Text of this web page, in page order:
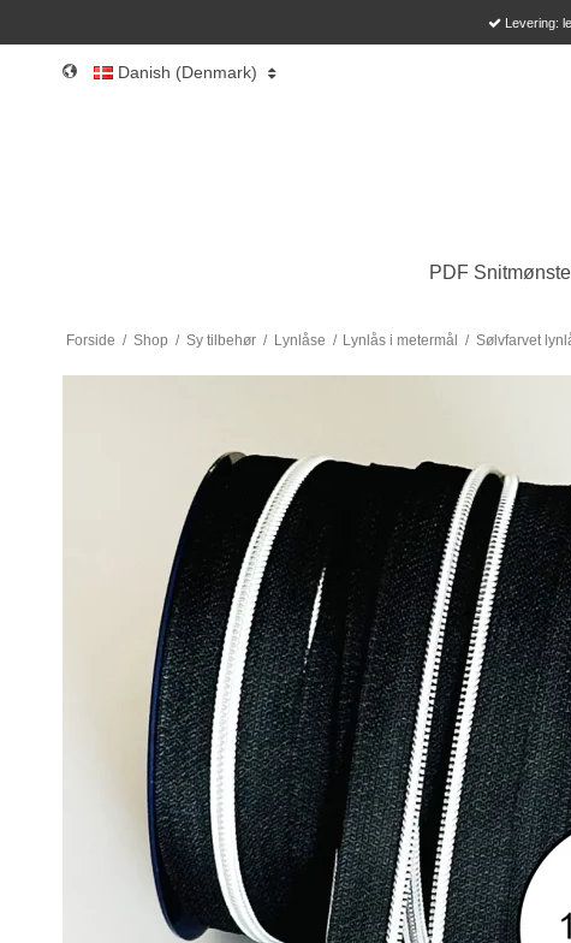
Levering:
Danish (Denmark)
PDF
Forside / Shop / Sy tilbehør / Lynlåse / Lynlås i metermål / Sølvfarvet